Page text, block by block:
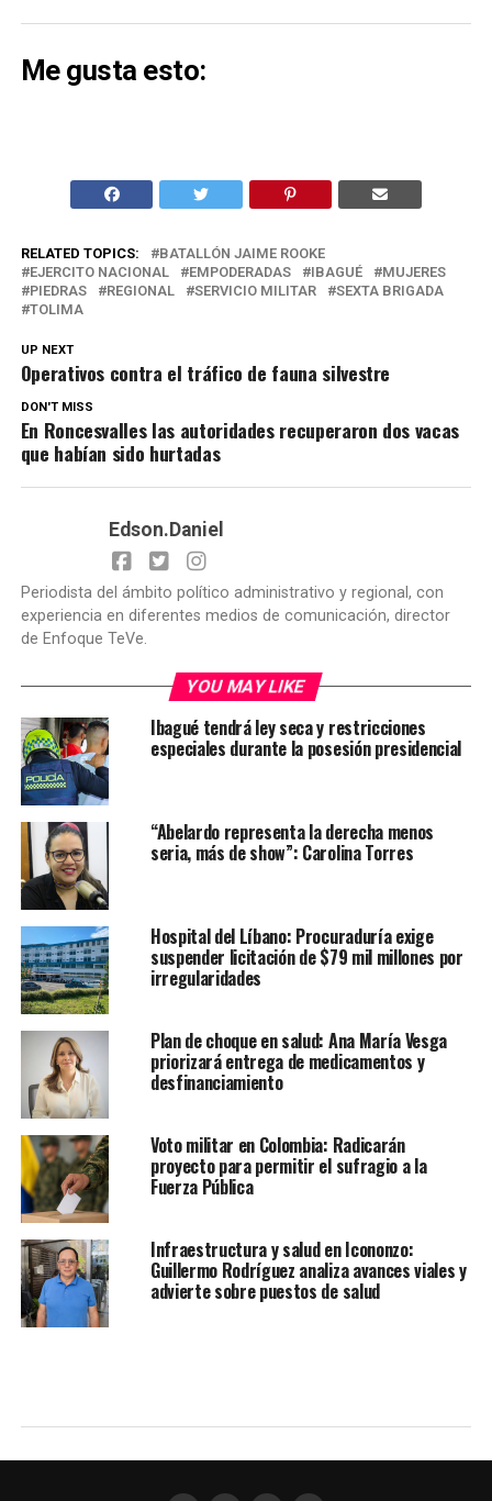
Me gusta esto:
RELATED TOPICS:
BATALLÓN JAIME ROOKE
EJERCITO NACIONAL
EMPODERADAS IBAGUÉ
MUJERES
PIEDRAS
REGIONAL SERVICIO MILITAR
SEXTA BRIGADA
TOLIMA
UP NEXT
Operativos contra el tráfico de fauna silvestre
DON'T MISS
En Roncesvalles las autoridades recuperaron dos vacas
que habían sido hurtadas
Edson.Daniel
Periodista del ámbito político administrativo y regional, con
experiencia en diferentes medios de comunicación, director
de Enfoque TeVe.
YOU MAY LIKE
Ibagué tendrá ley seca y restricciones
especiales durante la posesión presidencial
“Abelardo representa la derecha menos
seria, más de show”: Carolina Torres
Hospital del Líbano: Procuraduría exige
suspender licitación de $79 mil millones por
irregularidades
Plan de choque en salud: Ana María Vesga
priorizará entrega de medicamentos y
desfinanciamiento
Voto militar en Colombia: Radicarán
proyecto para permitir el sufragio a la
Fuerza Pública
Infraestructura y salud en Icononzo:
Guillermo Rodríguez analiza avances viales y
advierte sobre puestos de salud